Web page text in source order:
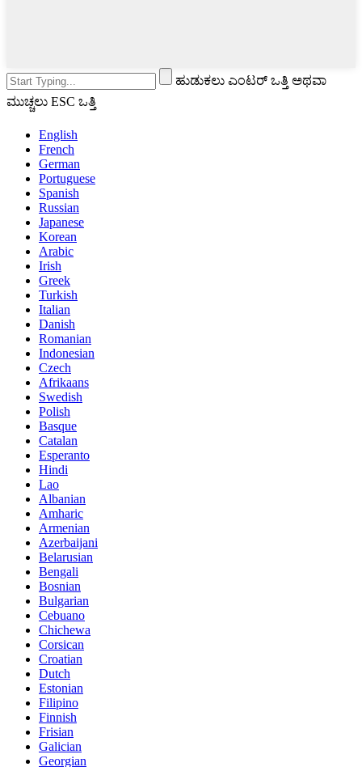
ಹುಡುಕಲು ಎಂಟರ್ ಒತ್ತಿ ಅಥವಾ
ಮುಚ್ಚಲು ESC ಒತ್ತಿ
English
French
German
Portuguese
Spanish
Russian
Japanese
Korean
Arabic
Irish
Greek
Turkish
Italian
Danish
Romanian
Indonesian
Czech
Afrikaans
Swedish
Polish
Basque
Catalan
Esperanto
Hindi
Lao
Albanian
Amharic
Armenian
Azerbaijani
Belarusian
Bengali
Bosnian
Bulgarian
Cebuano
Chichewa
Corsican
Croatian
Dutch
Estonian
Filipino
Finnish
Frisian
Galician
Georgian